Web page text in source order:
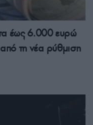
έως 6.000 ευρώ
τη νέα ρύθμιση